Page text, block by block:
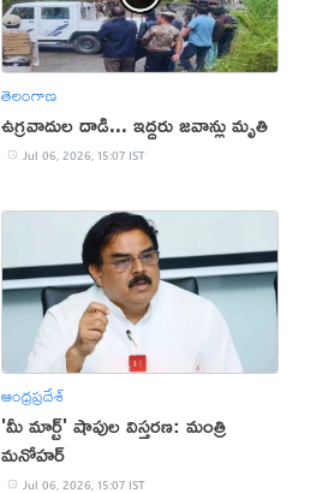
తెలంగాణ
ఉగ్రవాదుల దాడి... ఇద్దరు జవాన్లు మృతి
Jul 06, 2026, 15:07 IST
ఆంధ్రప్రదేశ్
'మీ మార్ట్' షాపుల విస్తరణ: మంత్రి
మనోహర్
Jul 06, 2026, 15:07 IST